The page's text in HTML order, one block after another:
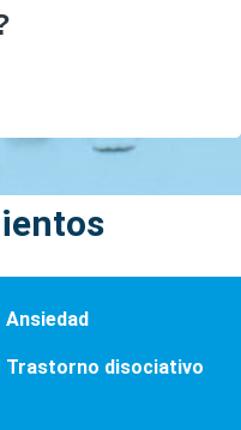
Ansiedad
Trastorno disociativo